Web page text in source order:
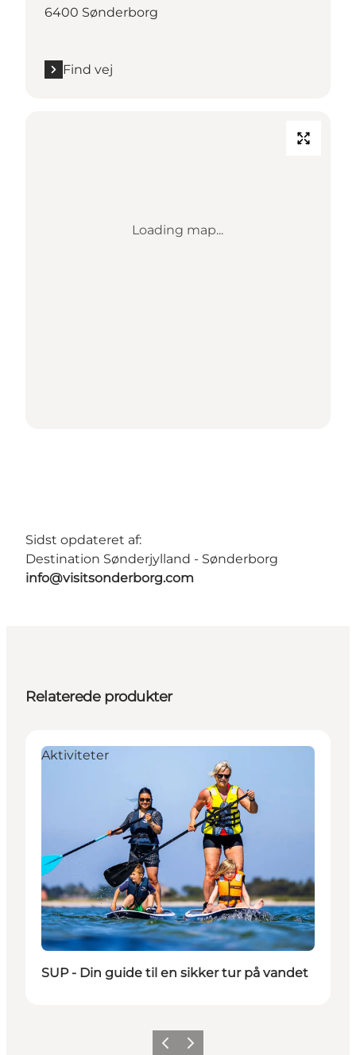
6400 Sønderborg
Find vej
Loading map...
Sidst opdateret af:
Destination Sønderjylland - Sønderborg
info@visitsonderborg.com
Relaterede produkter
Aktiviteter
SUP - Din guide til en sikker tur på vandet
ForrigeNæste